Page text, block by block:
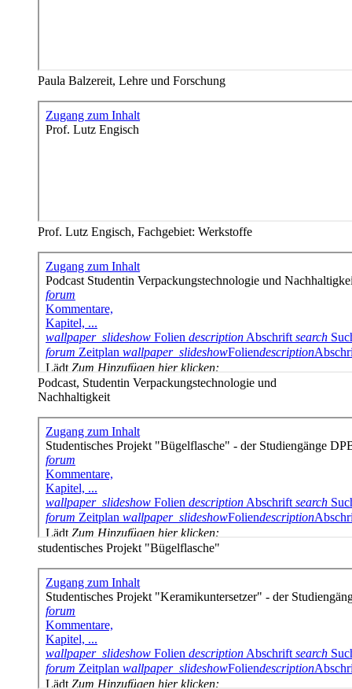
Paula Balzereit, Lehre und Forschung
Prof. Lutz Engisch, Fachgebiet: Werkstoffe
Podcast, Studentin Verpackungstechnologie und
Nachhaltigkeit
studentisches Projekt "Bügelflasche"